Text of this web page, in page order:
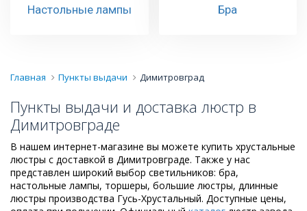
Настольные лампы Бра
Главная Пункты выдачи Димитровград
Пункты выдачи и доставка люстр в
Димитровграде
В нашем интернет-магазине вы можете купить хрустальные
люстры с доставкой в Димитровграде. Также у нас
представлен широкий выбор светильников: бра,
настольные лампы, торшеры, большие люстры, длинные
люстры производства Гусь-Хрустальный. Доступные цены,